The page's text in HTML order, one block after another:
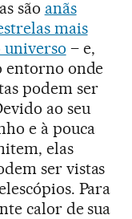
são anãs
mais
universo – e,
entorno onde
podem ser
ao seu
e à pouca
elas
ser vistas
Para
calor de sua